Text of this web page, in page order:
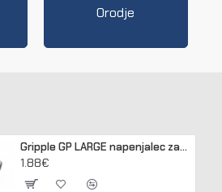
Orodje
Gripple GP LARGE napenjalec za žico 3,2 - 4,2 mm (pakir. 20 kos)
1.88€